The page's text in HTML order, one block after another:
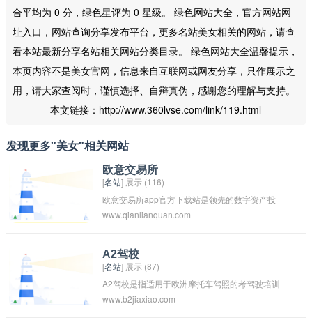
合平均为 0 分，绿色星评为 0 星级。 绿色网站大全，官方网站网
址入口，网站查询分享发布平台，更多名站美女相关的网站，请查
看本站最新分享名站相关网站分类目录。 绿色网站大全温馨提示，
本页内容不是美女官网，信息来自互联网或网友分享，只作展示之
用，请大家查阅时，谨慎选择、自辩真伪，感谢您的理解与支持。
本文链接：http://www.360lvse.com/link/119.html
发现更多"美女"相关网站
欧意交易所
[名站] 展示 (116)
欧意交易所app官方下载站是领先的数字资产投
资与学习的平台，欧意交易所APP提供上百种数
币、以太坊、莱特币、OKB、USDT等数字资产
的价格及交易服务。
www.qianlianquan.com
A2驾校
[名站] 展示 (87)
A2驾校是指适用于欧洲摩托车驾照的考驾驶培训
学校。在欧洲，A2驾照是适用于中档摩托车的驾
www.b2jiaxiao.com